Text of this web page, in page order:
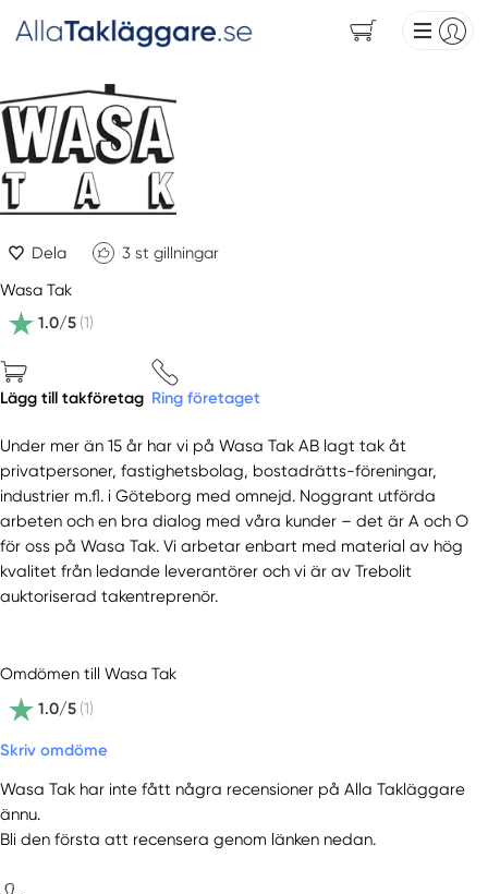
Dela 3 st gillningar
Wasa Tak
1.0/5 (1)
Lägg till takföretag Ring företaget
Under mer än 15 år har vi på Wasa Tak AB lagt tak åt
privatpersoner, fastighetsbolag, bostadrätts-föreningar,
industrier m.fl. i Göteborg med omnejd. Noggrant utförda
arbeten och en bra dialog med våra kunder – det är A och O
för oss på Wasa Tak. Vi arbetar enbart med material av hög
kvalitet från ledande leverantörer och vi är av Trebolit
auktoriserad takentreprenör.
Omdömen till Wasa Tak
1.0/5 (1)
Skriv omdöme
Wasa Tak har inte fått några recensioner på Alla Takläggare
ännu.
Bli den första att recensera genom länken nedan.